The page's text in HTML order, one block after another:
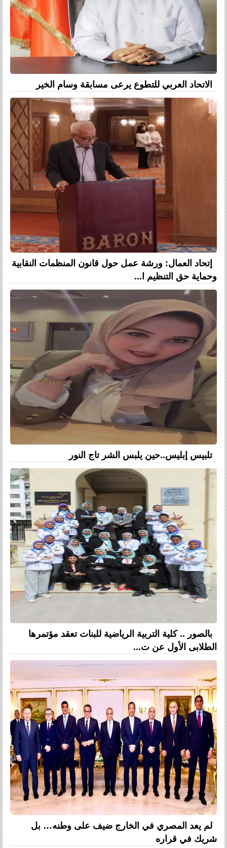
الاتحاد العربي للتطوع يرعى مسابقة وسام الخير
إتحاد العمال: ورشة عمل حول قانون المنظمات النقابية
وحماية حق التنظيم ا...
تلبيس إبليس..حين يلبس الشر تاج النور
بالصور .. كلية التربية الرياضية للبنات تعقد مؤتمرها
الطلابى الأول عن ت...
لم يعد المصري في الخارج ضيف على وطنه… بل
شريك في قراره